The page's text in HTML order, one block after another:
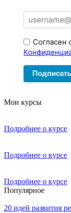
Согласен
Мои курсы
Подробнее о курсе
Подробнее о курсе
Подробнее о курсе
Популярное
20 идей развития